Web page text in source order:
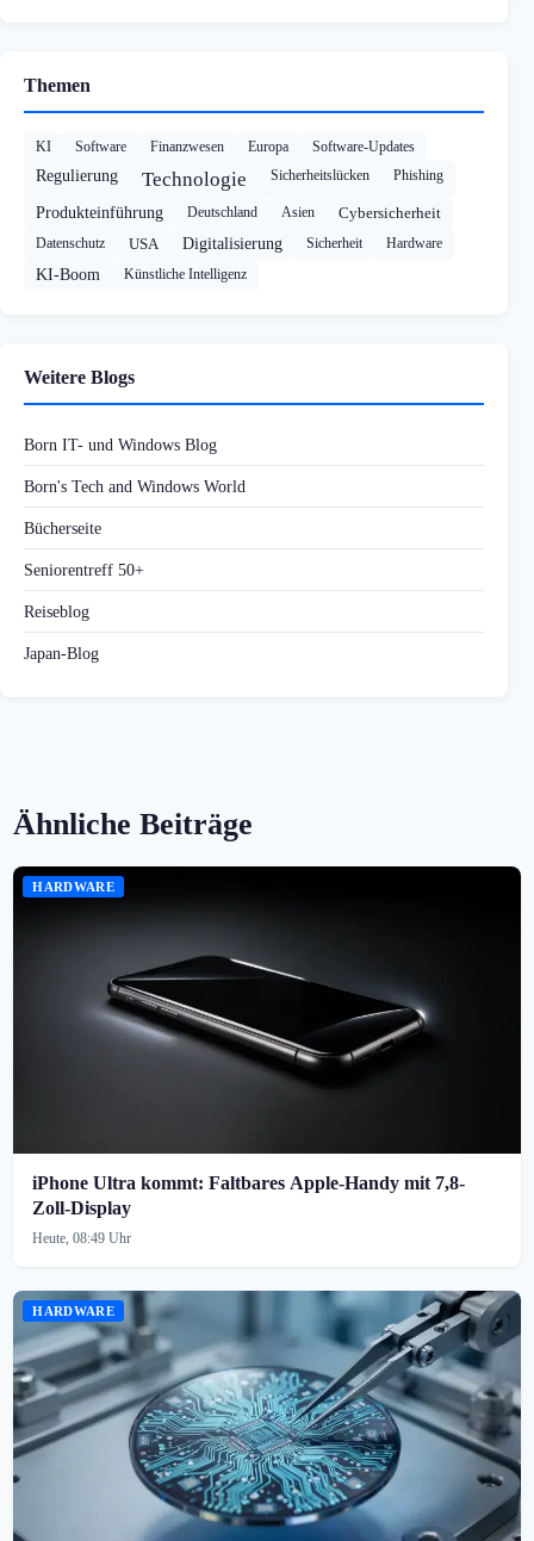
Themen
KI Software Finanzwesen Europa Software-Updates
Regulierung Technologie Sicherheitslücken Phishing
Produkteinführung Deutschland Asien Cybersicherheit
Datenschutz USA Digitalisierung Sicherheit Hardware
KI-Boom Künstliche Intelligenz
Weitere Blogs
Born IT- und Windows Blog
Born's Tech and Windows World
Bücherseite
Seniorentreff 50+
Reiseblog
Japan-Blog
Ähnliche Beiträge
HARDWARE
iPhone Ultra kommt: Faltbares Apple-Handy mit 7,8-
Zoll-Display
Heute, 08:49 Uhr
HARDWARE